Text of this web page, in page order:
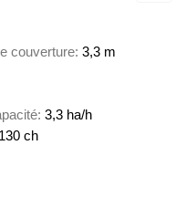
couverture 3,3 m
3,3 ha/h
130 ch